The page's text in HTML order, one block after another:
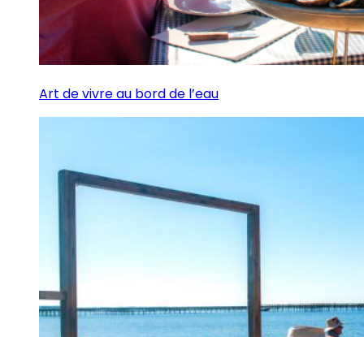
Art de vivre au bord de l’eau